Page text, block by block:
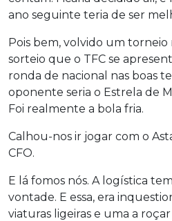
ano seguinte teria de ser
Pois bem, volvido um torneio
sorteio que o TFC se
ronda de nacional nas boas
oponente seria o Estrela de
Foi realmente a bola fria.
Calhou-nos ir jogar com o
CFO.
E lá fomos nós. A logística
vontade. E essa, era
viaturas ligeiras e uma a